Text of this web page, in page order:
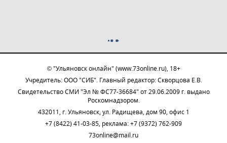
© "Ульяновск онлайн" (www.73online.ru), 18+
Учредитель: ООО "СИБ". Главный редактор: Скворцова Е.В.
Свидетельство СМИ "Эл № ФС77-36684" от 29.06.2009 г. выдано
Роскомнадзором.
432011, г. Ульяновск, ул. Радищева, дом 90, офис 1
+7 (8422) 41-03-85, реклама: +7 (9372) 762-909
73online@mail.ru